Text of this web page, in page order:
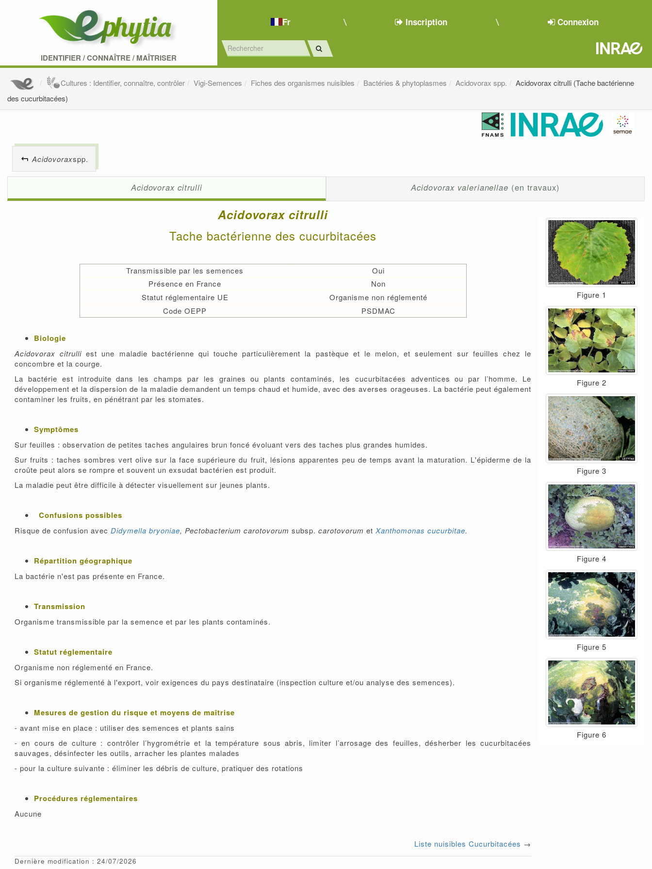
IDENTIFIER /CONNAÎTRE/MAÎTRISER
Fr Inscription Connexion
Cultures : Identifier, connaître, contrôler Vigi-Semences Fiches des organismes nuisibles Bactéries & phytoplasmes Acidovorax spp.
Acidovorax citrulli (Tache bactérienne
des cucurbitacées)
Acidovoraxspp.
Acidovorax citrulli Acidovorax valerianellae (en travaux)
Acidovorax citrulli
Tache bactérienne des cucurbitacées
Transmissible par les semences
Oui
Présence en France
Non
Statut réglementaire UE
Organisme non réglementé
Code OEPP
PSDMAC
Biologie
Acidovorax citrulli est une maladie bactérienne qui touche particulièrement la pastèque et le melon, et seulement sur feuilles chez le
concombre et la courge.
La bactérie est introduite dans les champs par les graines ou plants contaminés, les cucurbitacées adventices ou par l’homme. Le
développement et la dispersion de la maladie demandent un temps chaud et humide, avec des averses orageuses. La bactérie peut également
contaminer les fruits, en pénétrant par les stomates.
Symptômes
Sur feuilles : observation de petites taches angulaires brun foncé évoluant vers des taches plus grandes humides.
Sur fruits : taches sombres vert olive sur la face supérieure du fruit, lésions apparentes peu de temps avant la maturation. L'épiderme de la
croûte peut alors se rompre et souvent un exsudat bactérien est produit.
La maladie peut être difficile à détecter visuellement sur jeunes plants.
Confusions possibles
Risque de confusion avec Didymella bryoniae, Pectobacterium carotovorum subsp. carotovorum et Xanthomonas cucurbitae.
Répartition géographique
La bactérie n'est pas présente en France.
Transmission
Organisme transmissible par la semence et par les plants contaminés.
Statut réglementaire
Organisme non réglementé en France.
Si organisme réglementé à l'export, voir exigences du pays destinataire (inspection culture et/ou analyse des semences).
Mesures de gestion du risque et moyens de maîtrise
- avant mise en place : utiliser des semences et plants sains
- en cours de culture : contrôler l’hygrométrie et la température sous abris, limiter l’arrosage des feuilles, désherber les cucurbitacées
sauvages, désinfecter les outils, arracher les plantes malades
- pour la culture suivante : éliminer les débris de culture, pratiquer des rotations
Procédures réglementaires
Aucune
Liste nuisibles Cucurbitacées →
Dernière modification : 24/07/2026
Figure 1
Figure 2
Figure 3
Figure 4
Figure 5
Figure 6